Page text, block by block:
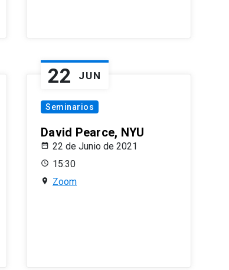
22 JUN
Seminarios
David Pearce, NYU
22 de Junio de 2021
15:30
Zoom